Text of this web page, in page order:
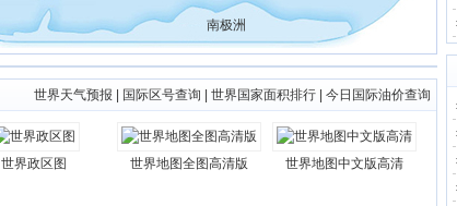
南极洲
世界天气预报 国际区号查询 世界国家面积排行 今日国际油价查询
世界政区图 世界地图全图高清版 世界地图中文版高清